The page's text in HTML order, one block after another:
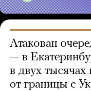
Атакован
— в
в двух тысячах
от границы с